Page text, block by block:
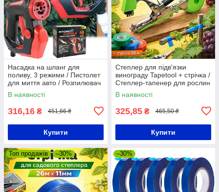
Насадка на шланг для
поливу, 3 режими / Пистолет
для миття авто / Розпилювач
на шланг
В наявності
316,16 ₴ 451,66 ₴
Купити
Степлер для підв'язки
винограду Tapetool + стрічка /
Степлер-тапенер для рослин
/ Тапенер для підв'язки
рослин / Степлер садовий
В наявності
325,85 ₴ 465,50 ₴
Купити
Топ продажів –30% –30%